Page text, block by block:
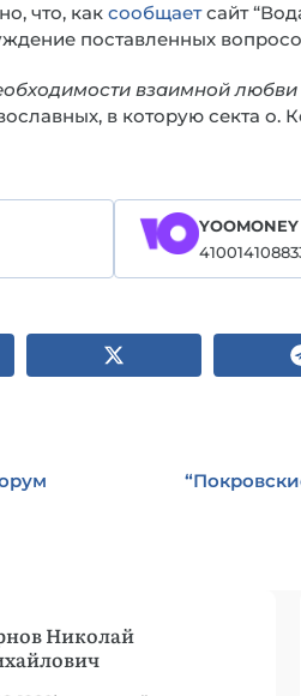
что, как сообщаетсайт
поставленных
взаимной любви
в которую секта о.
YOOMONEY
Николай